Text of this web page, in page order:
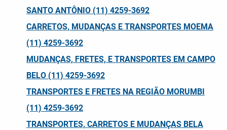
SANTO ANTÔNIO (11) 4259-3692
CARRETOS, MUDANÇAS E TRANSPORTES MOEMA
(11) 4259-3692
MUDANÇAS, FRETES, E TRANSPORTES EM CAMPO
BELO (11) 4259-3692
TRANSPORTES E FRETES NA REGIÃO MORUMBI
(11) 4259-3692
TRANSPORTES, CARRETOS E MUDANÇAS BELA